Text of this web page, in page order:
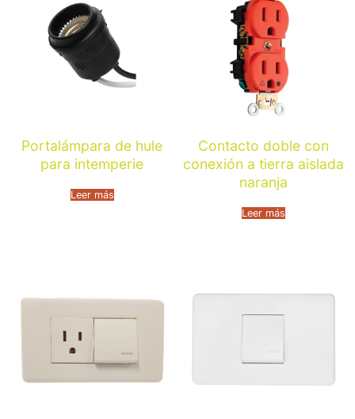
Portalámpara de hule
para intemperie
Leer más
Contacto doble con
conexión a tierra aislada
naranja
Leer más